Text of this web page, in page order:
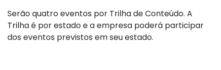
Serão quatro eventos por Trilha de Conteúdo. A
Trilha é por estado e a empresa poderá participar
dos eventos previstos em seu estado.